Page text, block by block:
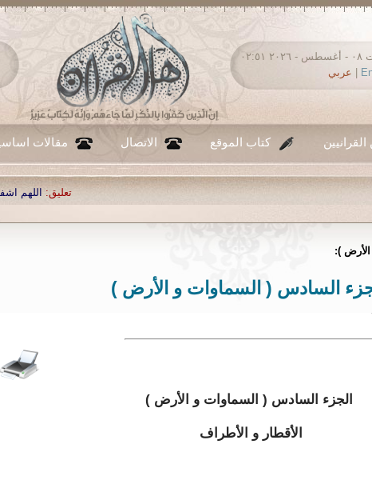
السبت ٠٨ - أغسطس - ٢٠٢٦ ٠٢:٥١
عربي
كتاب الموقع الاتصال مقالات
اللهم اشفي عبدك
):
السادس ( السماوات و الأرض )
الجزء السادس ( السماوات و الأرض )
الأقطار و الأطراف